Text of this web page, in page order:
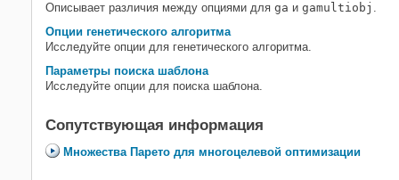
Описывает различия между опциями для ga и gamultiobj .
Опции генетического алгоритма
Исследуйте опции для генетического алгоритма.
Параметры поиска шаблона
Исследуйте опции для поиска шаблона.
Сопутствующая информация
Множества Парето для многоцелевой оптимизации